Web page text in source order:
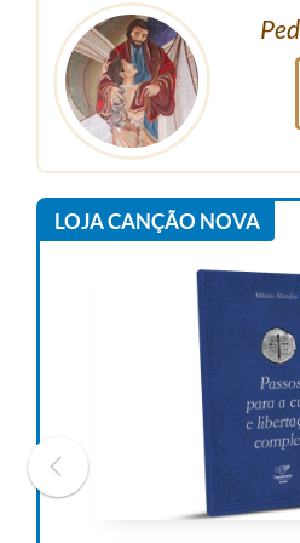
LOJA CANÇÃO NOVA